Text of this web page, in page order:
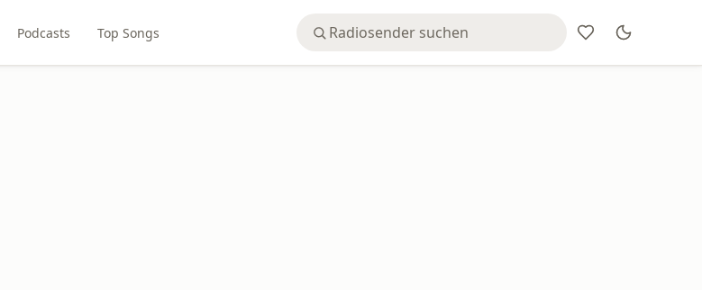
Podcasts Top Songs